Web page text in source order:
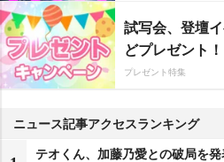
試写会、登壇
どプレゼント！
プレゼント特集
ニュース記事アクセスランキング
テオくん、加藤乃愛との破局を